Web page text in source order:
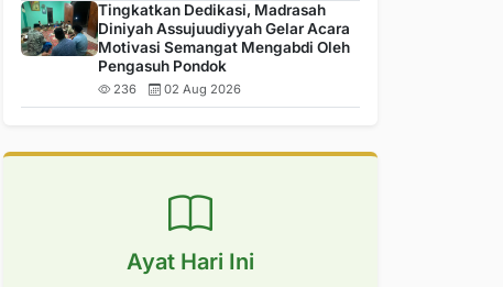
Tingkatkan Dedikasi, Madrasah
Diniyah Assujuudiyyah Gelar Acara
Motivasi Semangat Mengabdi Oleh
Pengasuh Pondok
236 02 Aug 2026
Ayat Hari Ini